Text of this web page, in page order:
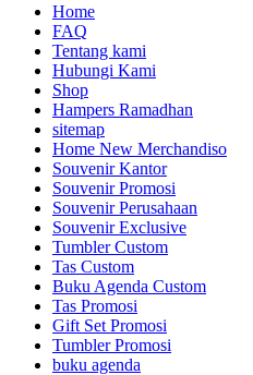
Home
FAQ
Tentang kami
Hubungi Kami
Shop
Hampers Ramadhan
sitemap
Home New Merchandiso
Souvenir Kantor
Souvenir Promosi
Souvenir Perusahaan
Souvenir Exclusive
Tumbler Custom
Tas Custom
Buku Agenda Custom
Tas Promosi
Gift Set Promosi
Tumbler Promosi
buku agenda